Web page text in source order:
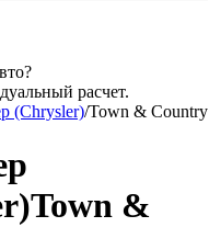
расчет.
(Chrysler)/Town & Country
&